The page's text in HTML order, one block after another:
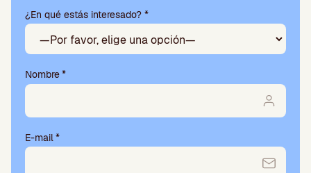
campo
vacío.
¿En qué estás interesado? *
Nombre*
E-mail*